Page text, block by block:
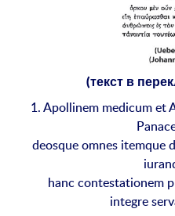
(текст в
1. Apollinem medicum et
deosque omnes itemque
hanc contestationem
integre